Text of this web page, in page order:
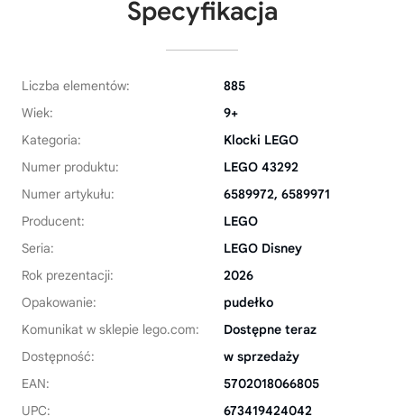
Specyfikacja
Liczba elementów:
885
Wiek:
9+
Kategoria:
Klocki LEGO
Numer produktu:
LEGO 43292
Numer artykułu:
6589972, 6589971
Producent:
LEGO
Seria:
LEGO Disney
Rok prezentacji:
2026
Opakowanie:
pudełko
Komunikat w sklepie lego.com:
Dostępne teraz
Dostępność:
w sprzedaży
EAN:
5702018066805
UPC:
673419424042